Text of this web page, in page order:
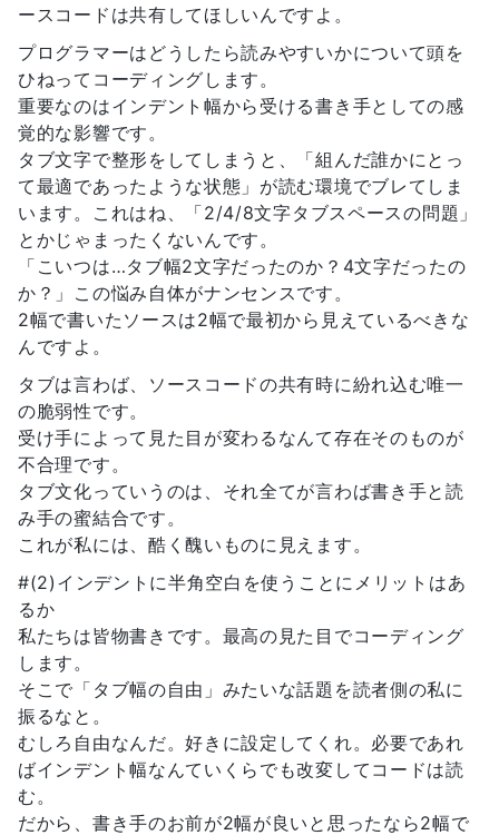
ースコードは共有してほしいんですよ。
プログラマーはどうしたら読みやすいかについて頭を
ひねってコーディングします。
重要なのはインデント幅から受ける書き手としての感
覚的な影響です。
タブ文字で整形をしてしまうと、「組んだ誰かにとっ
て最適であったような状態」が読む環境でブレてしま
います。これはね、「2/4/8文字タブスペースの問題」
とかじゃまったくないんです。
「こいつは…タブ幅2文字だったのか？4文字だったの
か？」この悩み自体がナンセンスです。
2幅で書いたソースは2幅で最初から見えているべきな
んですよ。
タブは言わば、ソースコードの共有時に紛れ込む唯一
の脆弱性です。
受け手によって見た目が変わるなんて存在そのものが
不合理です。
タブ文化っていうのは、それ全てが言わば書き手と読
み手の蜜結合です。
これが私には、酷く醜いものに見えます。
#(2)インデントに半角空白を使うことにメリットはあ
るか
私たちは皆物書きです。最高の見た目でコーディング
します。
そこで「タブ幅の自由」みたいな話題を読者側の私に
振るなと。
むしろ自由なんだ。好きに設定してくれ。必要であれ
ばインデント幅なんていくらでも改変してコードは読
む。
だから、書き手のお前が2幅が良いと思ったなら2幅で